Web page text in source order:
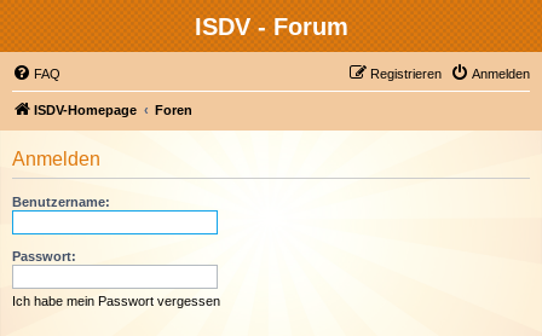
ISDV - Forum
FAQ Anmelden
Registrieren
ISDV-Homepage Foren
Anmelden
Benutzername:
Passwort:
Ich habe mein Passwort vergessen